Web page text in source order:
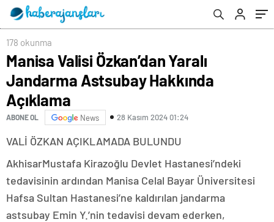
178 okunma
Manisa Valisi Özkan’dan Yaralı
Jandarma Astsubay Hakkında
Açıklama
ABONE OL News 28 Kasım 2024 01:24
VALİ ÖZKAN AÇIKLAMADA BULUNDU
AkhisarMustafa Kirazoğlu Devlet Hastanesi’ndeki
tedavisinin ardından Manisa Celal Bayar Üniversitesi
Hafsa Sultan Hastanesi’ne kaldırılan jandarma
astsubay Emin Y.’nin tedavisi devam ederken,